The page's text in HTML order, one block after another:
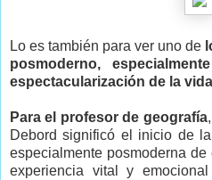
Lo es también para ver uno de
posmoderno,
espectacularización de la
Para el profesor de geografía
Debord significó el inicio de la
especialmente posmoderna
experiencia vital y